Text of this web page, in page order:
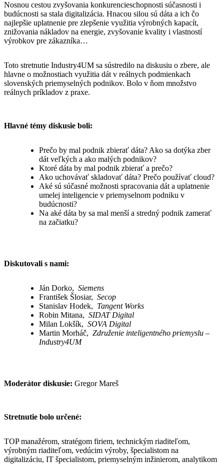
Nosnou cestou zvyšovania konkurencieschopnosti súčasnosti i
budúcnosti sa stala digitalizácia. Hnacou silou sú dáta a ich čo
najlepšie uplatnenie pre zlepšenie využitia výrobných kapacít,
znižovania nákladov na energie, zvyšovanie kvality i vlastností
výrobkov pre zákazníka…
Toto stretnutie Industry4UM sa sústredilo na diskusiu o zbere, ale
hlavne o možnostiach využitia dát v reálnych podmienkach
slovenských priemyselných podnikov. Bolo v ňom množstvo
reálnych príkladov z praxe.
Hlavné témy diskusie boli:
Prečo by mal podnik zbierať dáta? Ako sa dotýka zber
dát veľkých a ako malých podnikov?
Ktoré dáta by mal podnik zbierať a prečo?
Ako uchovávať skladovať dáta? Prečo používať cloud?
Aké sú súčasné možnosti spracovania dát a uplatnenie
umelej inteligencie v priemyselnom podniku v
budúcnosti?
Na aké dáta by sa mal menší a stredný podnik zamerať
na začiatku?
Diskutovali s nami:
Ján Dorko, Siemens
František Šlosiar, Secop
Stanislav Hodek, Tangent Works
Robin Mitana, SIDAT Digital
Milan Lokšík, SOVA Digital
Martin Morháč, Združenie inteligentného priemyslu –
Industry4UM
Moderátor diskusie: Gregor Mareš
Stretnutie bolo určené:
TOP manažérom, stratégom firiem, technickým riaditeľom,
výrobným riaditeľom, vedúcim výroby, špecialistom na
digitalizáciu, IT špecialistom, priemyselným inžinierom, analytikom